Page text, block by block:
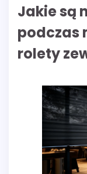
Jakie są
podczas
rolety